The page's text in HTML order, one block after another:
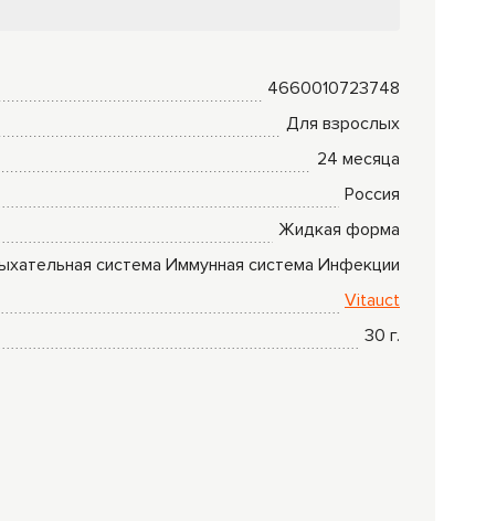
4660010723748
Для взрослых
24 месяца
Россия
Жидкая форма
система Иммунная система Инфекции
Vitauct
30 г.